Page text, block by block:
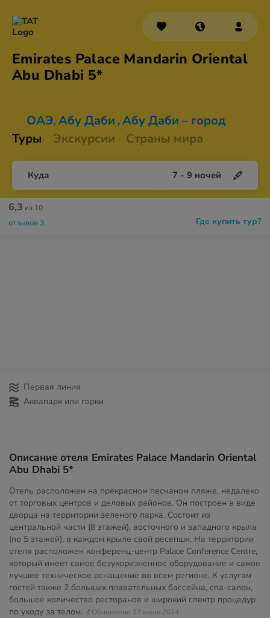
Emirates Palace Mandarin Oriental
Abu Dhabi 5*
ОАЭ, Абу Даби , Абу Даби – город
Туры
Экскурсии Страны мира
Куда 7 - 9 ночей
Где купить тур?
6,3 из 10
отзывов 3
Первая линия
Аквапарк или горки
Описание отеля Emirates Palace Mandarin Oriental
Abu Dhabi 5*
Отель расположен на прекрасном песчаном пляже, недалеко
от торговых центров и деловых районов. Он построен в виде
дворца на территории зеленого парка. Состоит из
центральной части (8 этажей), восточного и западного крыла
(по 5 этажей), в каждом крыле свой ресепшн. На территории
отеля расположен конференц-центр Palace Conference Centre,
который имеет самое безукоризненное оборудование и самое
лучшее техническое оснащение во всем регионе. К услугам
гостей также 2 больших плавательных бассейна, спа-салон,
большое количество ресторанов и широкий спектр процедур
по уходу за телом. // Обновлено 17 июля 2024